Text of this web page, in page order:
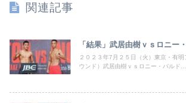
関連記事
「結果」武居由樹ｖｓロニー
２０２３年7月２５日（火）東京・有
ウンド）武居由樹ｖｓロニー・バルド...